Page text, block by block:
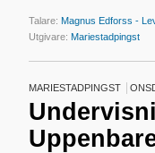
Talare:Magnus Edforss -
Utgivare:Mariestadpingst
MARIESTADPINGST